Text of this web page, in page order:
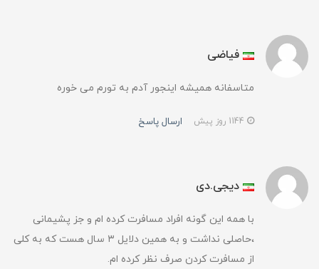
فیاضی
متاسفانه همیشه اینجور آدم به تورم می خوره
ارسال پاسخ
دیجی.دی
با همه این گونه افراد مسافرت کرده ام و جز پشیمانی
،حاصلی نداشت و به همین دلایل ۳ سال هست که به کلی
از مسافرت کردن صرف نظر کرده ام.